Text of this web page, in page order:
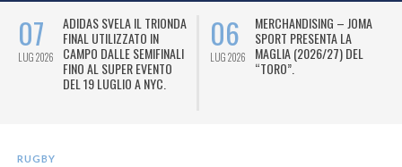
07
LUG 2026
ADIDAS SVELA IL TRIONDA
FINAL UTILIZZATO IN
CAMPO DALLE SEMIFINALI
FINO AL SUPER EVENTO
DEL 19 LUGLIO A NYC.
06
LUG 2026
MERCHANDISING – JOMA
SPORT PRESENTA LA
MAGLIA (2026/27) DEL
“TORO”.
RUGBY